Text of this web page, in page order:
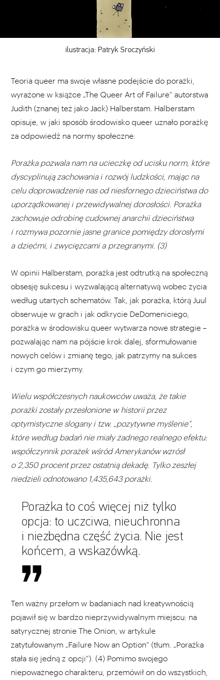
ilustracja: Patryk Sroczyński
Teoria queer ma swoje własne podejście do porażki,
wyrażone w książce „The Queer Art of Failure” autorstwa
Judith (znanej też jako Jack) Halberstam. Halberstam
opisuje, w jaki sposób środowisko queer uznało porażkę
za odpowiedź na normy społeczne:
Porażka pozwala nam na ucieczkę od ucisku norm, które
dyscyplinują zachowania i rozwój ludzkości, mając na
celu doprowadzenie nas od niesfornego dzieciństwa do
uporządkowanej i przewidywalnej dorosłości. Porażka
zachowuje odrobinę cudownej anarchii dzieciństwa
i rozmywa pozornie jasne granice pomiędzy dorosłymi
a dziećmi, i zwycięzcami a przegranymi. (3)
W opinii Halberstam, porażka jest odtrutką na społeczną
obsesję sukcesu i wyzwalającą alternatywą wobec życia
według utartych schematów. Tak, jak porażka, którą Juul
obserwuje w grach i jak odkrycie DeDomeniciego,
porażka w środowisku queer wytwarza nowe strategie –
pozwalając nam na pójście krok dalej, sformułowanie
nowych celów i zmianę tego, jak patrzymy na sukces
i czym go mierzymy.
Wielu współczesnych naukowców uważa, że takie
porażki zostały przesłonione w historii przez
optymistyczne slogany i tzw. „pozytywne myślenie”,
które według badań nie miały żadnego realnego efektu:
współczynnik porażek wśród Amerykanów wzrósł
o 2,350 procent przez ostatnią dekadę. Tylko zeszłej
niedzieli odnotowano 1,435,643 porażki.
Porażka to coś więcej niż tylko
opcja: to uczciwa, nieuchronna
i niezbędna część życia. Nie jest
końcem, a wskazówką.
Ten ważny przełom w badaniach nad kreatywnością
pojawił się w bardzo nieprzywidywalnym miejscu: na
satyrycznej stronie The Onion, w artykule
zatytułowanym „Failure Now an Option” (tłum. „Porażka
stała się jedną z opcji”). (4) Pomimo swojego
niepoważnego charakteru, przemówił on do wszystkich,